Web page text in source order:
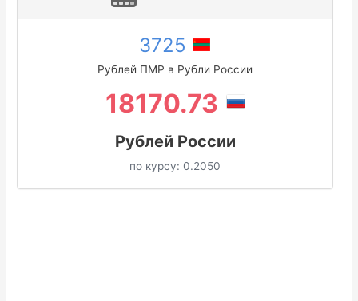
3725
Рублей ПМР в Рубли России
18170.73
Рублей России
по курсу: 0.2050